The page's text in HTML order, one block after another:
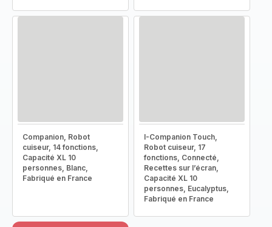
Companion, Robot
cuiseur, 14 fonctions,
Capacité XL 10
personnes, Blanc,
Fabriqué en France
I-Companion Touch,
Robot cuiseur, 17
fonctions, Connecté,
Recettes sur l’écran,
Capacité XL 10
personnes, Eucalyptus,
Fabriqué en France